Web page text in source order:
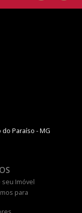
do Paraíso - MG
seu Imóvel
para